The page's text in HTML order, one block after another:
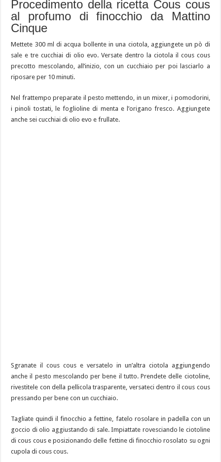
Procedimento della ricetta Cous cous
al profumo di finocchio da Mattino
Cinque
Mettete 300 ml di acqua bollente in una ciotola, aggiungete un pò di
sale e tre cucchiai di olio evo. Versate dentro la ciotola il cous cous
precotto mescolando, all’inizio, con un cucchiaio per poi lasciarlo a
riposare per 10 minuti.
Nel frattempo preparate il pesto mettendo, in un mixer, i pomodorini,
i pinoli tostati, le foglioline di menta e l’origano fresco. Aggiungete
anche sei cucchiai di olio evo e frullate.
Sgranate il cous cous e versatelo in un’altra ciotola aggiungendo
anche il pesto mescolando per bene il tutto. Prendete delle ciotoline,
rivestitele con della pellicola trasparente, versateci dentro il cous cous
pressando per bene con un cucchiaio.
Tagliate quindi il finocchio a fettine, fatelo rosolare in padella con un
goccio di olio aggiustando di sale. Impiattate rovesciando le ciotoline
di cous cous e posizionando delle fettine di finocchio rosolato su ogni
cupola di cous cous.